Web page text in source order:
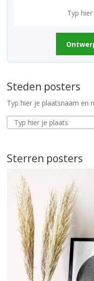
Steden posters
Typ hier je plaatsnaam en
Sterren posters